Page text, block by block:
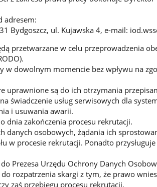
adresem:
Bydgoszcz, ul. Kujawska 4, e-mail:
przetwarzane w celu przeprowadzenia
w dowolnym momencie bez wpływu na
uprawnione są do ich otrzymania
świadczenie usług serwisowych dla
i usuwania awarii.
dnia zakończenia procesu rekrutacji.
danych osobowych, żądania ich
w procesie rekrutacji. Ponadto
Prezesa Urzędu Ochrony Danych
rozpatrzenia skargi z tym, że prawo
zaś przebiegu procesu rekrutacji.